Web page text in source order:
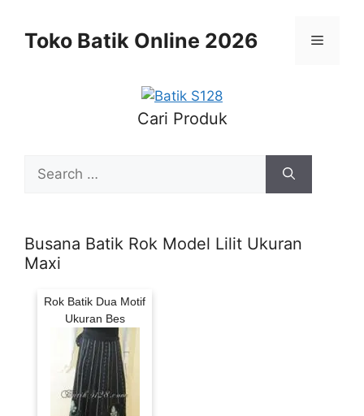
contentToko Batik Online 2026 Menu
Cari Produk
for:
Busana Batik Rok Model Lilit Ukuran
Maxi
Rok Batik Dua Motif
Ukuran Bes